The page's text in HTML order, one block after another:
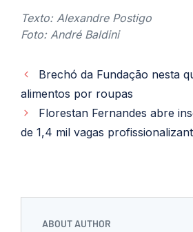
Texto: Alexandre Postigo
Foto: André Baldini
Brechó da Fundação nesta
alimentos por roupas
Florestan Fernandes abre
de 1,4 mil vagas
ABOUT AUTHOR